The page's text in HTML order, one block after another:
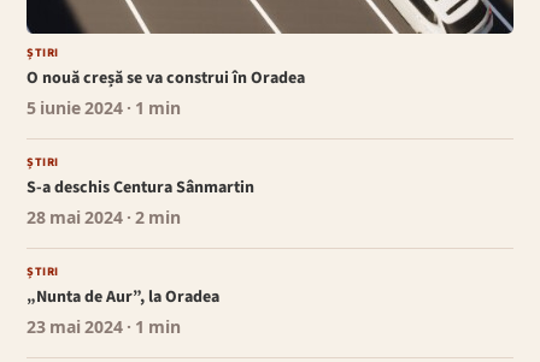
ȘTIRI
O nouă creșă se va construi în Oradea
5 iunie 2024 · 1 min
ȘTIRI
S-a deschis Centura Sânmartin
28 mai 2024 · 2 min
ȘTIRI
„Nunta de Aur”, la Oradea
23 mai 2024 · 1 min